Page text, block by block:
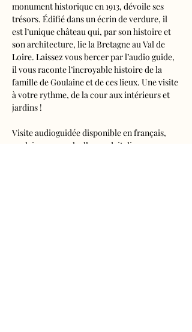
monument historique en 1913, dévoile ses
trésors. Édifié dans un écrin de verdure, il
est l’unique château qui, par son histoire et
son architecture, lie la Bretagne au Val de
Loire. Laissez vous bercer par l’audio guide,
il vous raconte l’incroyable histoire de la
famille de Goulaine et de ces lieux. Une visite
à votre rythme, de la cour aux intérieurs et
jardins !
Visite audioguidée disponible en français,
anglais, espagnol, allemand, italien,